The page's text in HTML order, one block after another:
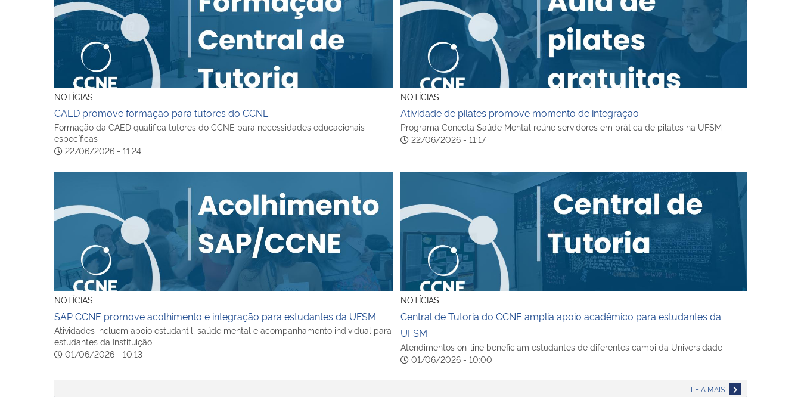
NOTÍCIAS
CAED promove formação para tutores do CCNE
Formação da CAED qualifica tutores do CCNE para necessidades educacionais
específicas
22/06/2026 - 11:24
NOTÍCIAS
Atividade de pilates promove momento de integração
Programa Conecta Saúde Mental reúne servidores em prática de pilates na UFSM
22/06/2026 - 11:17
NOTÍCIAS
SAP CCNE promove acolhimento e integração para estudantes da UFSM
Atividades incluem apoio estudantil, saúde mental e acompanhamento individual para
estudantes da Instituição
01/06/2026 - 10:13
Central de Tutoria do CCNE amplia apoio acadêmico para estudantes da UFSM
NOTÍCIAS
Central de Tutoria do CCNE amplia apoio acadêmico para estudantes da
UFSM
Atendimentos on-line beneficiam estudantes de diferentes campi da Universidade
01/06/2026 - 10:00
LEIA MAIS